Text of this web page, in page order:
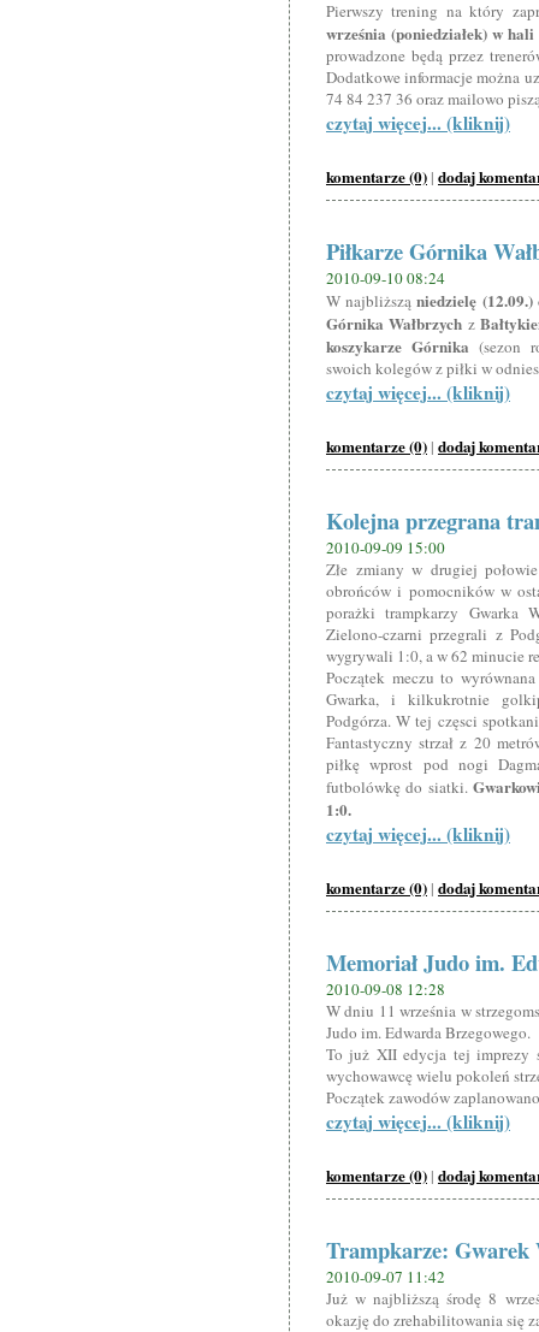
Pierwszy trening na który
września (poniedziałek) w
prowadzone będą przez
Dodatkowe informacje można
74 84 237 36 oraz mailowo
czytaj więcej... (kliknij)
komentarze (0) | dodaj
Piłkarze Górnika
2010-09-10 08:24
W najbliższąniedzielę
Górnika Wałbrzych z
koszykarze Górnika (sezon
swoich kolegów z piłki w
czytaj więcej... (kliknij)
komentarze (0) | dodaj
Kolejna przegrana
2010-09-09 15:00
Złe zmiany w drugiej
obrońców i pomocników w
porażki trampkarzy Gwarka
Zielono-czarni przegrali z
wygrywali 1:0, a w 62 minucie
Początek meczu to
Gwarka, i kilkukrotnie
Podgórza. W tej częsci
Fantastyczny strzał z 20
piłkę wprost pod nogi
futbolówkę do siatki.
1:0.
czytaj więcej... (kliknij)
komentarze (0) | dodaj
Memoriał Judo im.
2010-09-08 12:28
W dniu 11 września w
Judo im. Edwarda Brzegowego.
To już XII edycja tej imprezy
wychowawcę wielu pokoleń
Początek zawodów
czytaj więcej... (kliknij)
komentarze (0) | dodaj
Trampkarze: Gwarek
2010-09-07 11:42
Już w najbliższą środę 8
okazję do zrehabilitowania się